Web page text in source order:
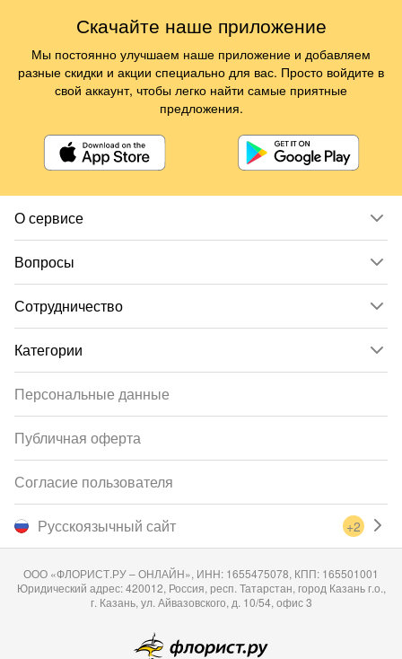
О сервисе
Вопросы
Сотрудничество
Категории
Русскоязычный сайт +2
Персональные данные
Публичная оферта
Согласие пользователя
ООО «ФЛОРИСТ.РУ – ОНЛАЙН», ИНН: 1655475078, КПП: 165501001
Юридический адрес: 420012, Россия, респ. Татарстан, город Казань г.о.,
г. Казань, ул. Айвазовского, д. 10/54, офис 3
Скачайте наше приложение
Мы постоянно улучшаем наше приложение и добавляем
разные скидки и акции специально для вас. Просто войдите в
свой аккаунт, чтобы легко найти самые приятные
предложения.